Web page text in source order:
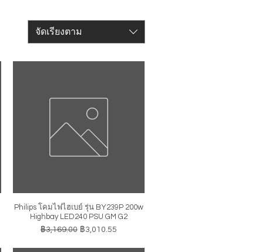
จัดเรียงตาม
ดูข้อมูลด่วน
Philips โคมไฟไฮเบย์ รุ่น BY239P 200w
Highbay LED240 PSU GM G2
ราคาปกติ
฿3,169.00 ราคาขายลด
฿3,010.55